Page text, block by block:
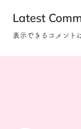
Latest
表示できるコメント